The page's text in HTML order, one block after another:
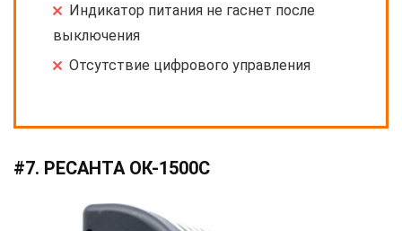
Индикатор питания не гаснет после
выключения
Отсутствие цифрового управления
#7. РЕСАНТА ОК-1500С